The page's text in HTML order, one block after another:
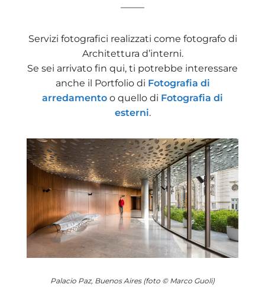
Servizi fotografici realizzati come fotografo di
Architettura d’interni.
Se sei arrivato fin qui, ti potrebbe interessare
anche il Portfolio di Fotografia di
arredamento o quello di Fotografia di
esterni.
Palacio Paz, Buenos Aires (foto © Marco Guoli)